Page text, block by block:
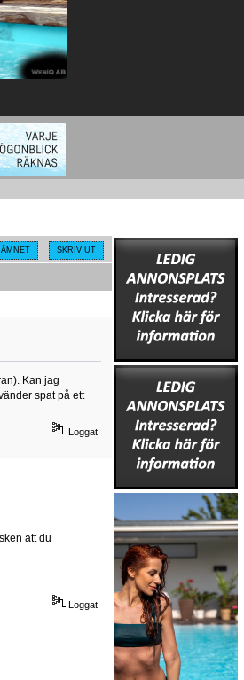
SKRIV UT
Kan jag
spat på ett
Loggat
att du
Loggat